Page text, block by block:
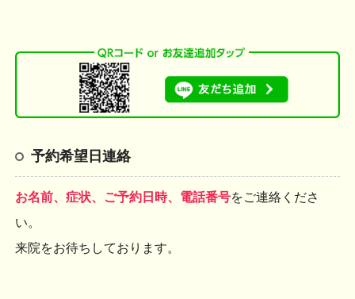
予約希望日連絡
お名前、症状、ご予約日時、電話番号をご連絡くださ
い。
来院をお待ちしております。